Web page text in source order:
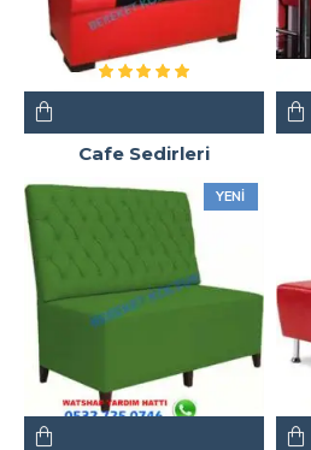
Cafe Sedirleri
YENI